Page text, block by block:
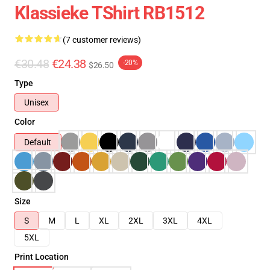
Klassieke TShirt RB1512
(7 customer reviews)
€30.48 €24.38 $26.50 -20%
Type
Unisex
Color
Default
Size
S
M L XL 2XL 3XL
4XL
5XL
Print Location